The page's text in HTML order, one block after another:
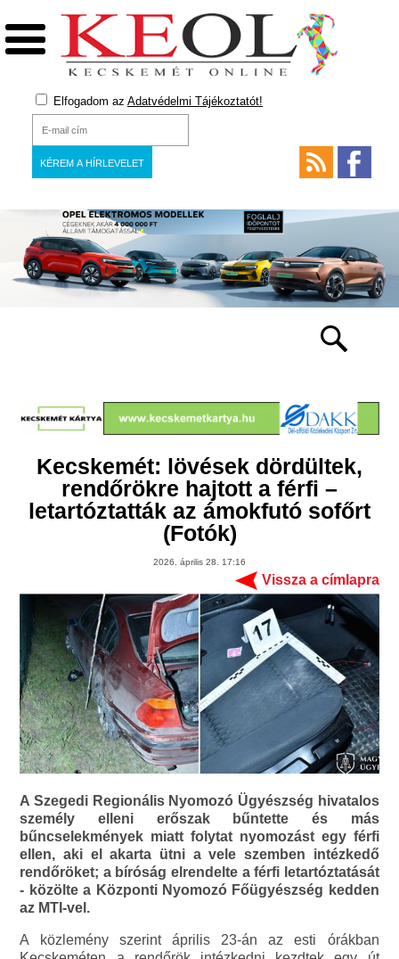
Elfogadom az Adatvédelmi Tájékoztatót!
Kecskemét: lövések dördültek,
rendőrökre hajtott a férfi –
letartóztatták az ámokfutó sofőrt
(Fotók)
2026. április 28. 17:16
Vissza a címlapra
A Szegedi Regionális Nyomozó Ügyészség hivatalos
személy elleni erőszak bűntette és más
bűncselekmények miatt folytat nyomozást egy férfi
ellen, aki el akarta ütni a vele szemben intézkedő
rendőröket; a bíróság elrendelte a férfi letartóztatását
- közölte a Központi Nyomozó Főügyészség kedden
az MTI-vel.
A közlemény szerint április 23-án az esti órákban